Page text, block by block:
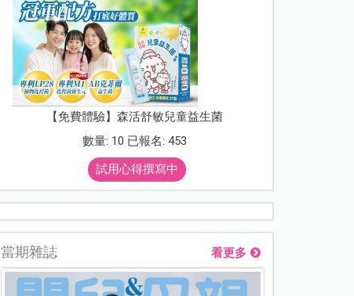
【免費體驗】森活舒敏兒童益生菌
數量: 10 已報名: 453
試用心得撰寫中
當期雜誌 看更多